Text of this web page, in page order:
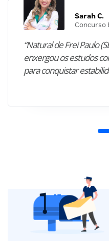
Sarah C.
Concurso
“Natural de Frei Paulo
enxergou os estudos
para conquistar